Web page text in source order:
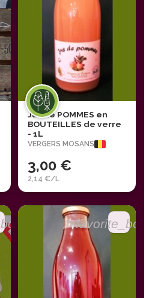
Jus de POMMES en
BOUTEILLES de verre
- 1L
VERGERS MOSANS
3,00 €
2,14 €/L